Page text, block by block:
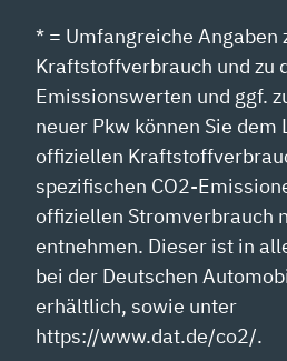
* = Umfangreiche Angaben
Kraftstoffverbrauch und zu
Emissionswerten und ggf.
neuer Pkw können Sie dem
offiziellen
spezifischen CO2-
offiziellen Stromverbrauch
entnehmen. Dieser ist in
bei der Deutschen
erhältlich, sowie unter
https://www.dat.de/co2/.